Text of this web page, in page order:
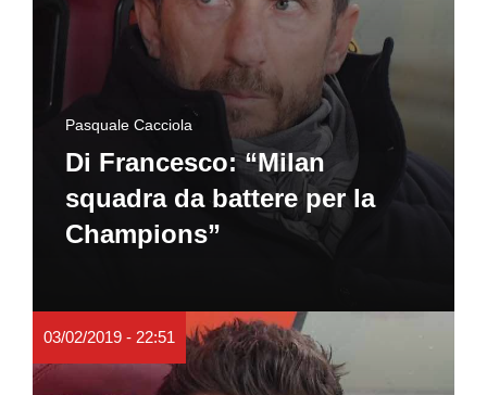
Pasquale Cacciola
Di Francesco: “Milan
squadra da battere per la
Champions”
03/02/2019 - 22:51